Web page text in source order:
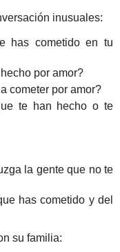
inusuales:
has cometido en tu
por amor?
cometer por amor?
te han hecho o te
la gente que no te
has cometido y del
su familia: